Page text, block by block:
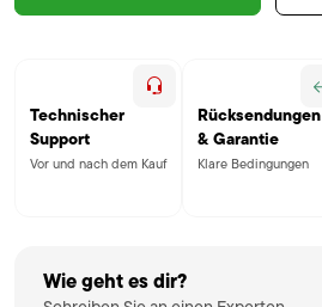
Technischer
Support
Vor und nach dem Kauf
Rücksendungen
& Garantie
Klare Bedingungen
Wie geht es dir?